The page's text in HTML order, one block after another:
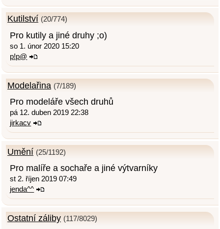
Kutilství (20/774)
Pro kutily a jiné druhy ;o)
so 1. únor 2020 15:20
p!p@
Modelařina (7/189)
Pro modeláře všech druhů
pá 12. duben 2019 22:38
jirkacv
Umění (25/1192)
Pro malíře a sochaře a jiné výtvarníky
st 2. říjen 2019 07:49
jenda^^
Ostatní záliby (117/8029)